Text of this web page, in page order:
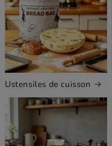
Ustensiles de cuisson